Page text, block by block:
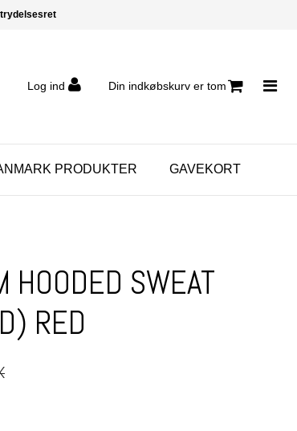
Log ind Din indkøbskurv er tom
PRODUKTER GAVEKORT
HOODED SWEAT
RED